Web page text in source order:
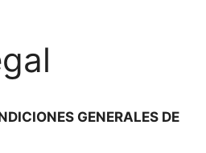
GENERALES DE